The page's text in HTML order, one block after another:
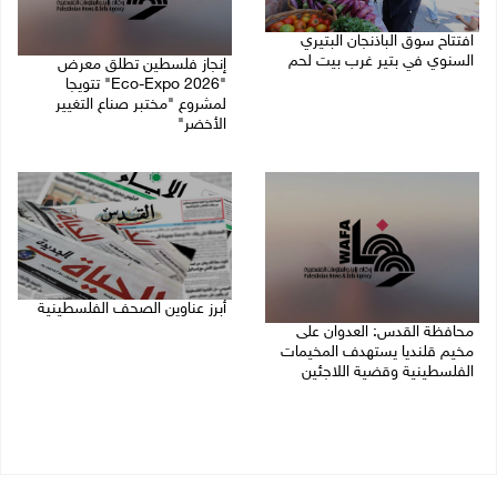
افتتاح سوق الباذنجان البتيري
السنوي في بتير غرب بيت لحم
إنجاز فلسطين تطلق معرض
"Eco-Expo 2026" تتويجا
لمشروع "مختبر صناع التغيير
الأخضر"
محافظة القدس: العدوان على
مخيم قلنديا يستهدف المخيمات
الفلسطينية وقضية اللاجئين
أبرز عناوين الصحف الفلسطينية